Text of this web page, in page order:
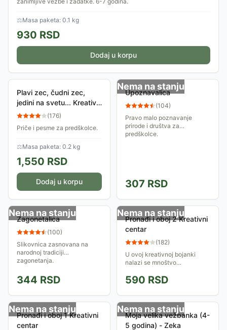
⚖Masa paketa: 0.1 kg
930 RSD
Dodaj u korpu
Plavi zec, čudni zec,
jedini na svetu... Kreativni
centar
(176)
Priče i pesme za predškolce.
⚖Masa paketa: 0.2 kg
1,550 RSD
Dodaj u korpu
Nema na stanju
Upoznavalica
(104)
Pravo malo poznavanje
prirode i društva za
predškolce.
307 RSD
Nema na stanju
Zagonetalica
(100)
Slikovnica zasnovana na
narodnoj tradiciji
zagonetanja.
344 RSD
Nema na stanju
Pronađi i oboj 2 Kreativni
centar
(182)
U ovoj kreativnoj bojanki
nalazi se mnoštvo
kod dece razvijaju moć
inteligenciju. 5-9 god.
590 RSD
Nema na stanju
Pronađi i oboj 1 Kreativni
centar
Nema na stanju
Moja velika vežbanka (4-
5 godina) - Zeka